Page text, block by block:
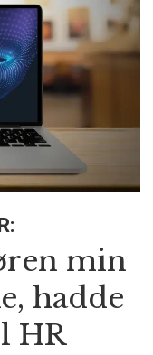
min
hadde
HR